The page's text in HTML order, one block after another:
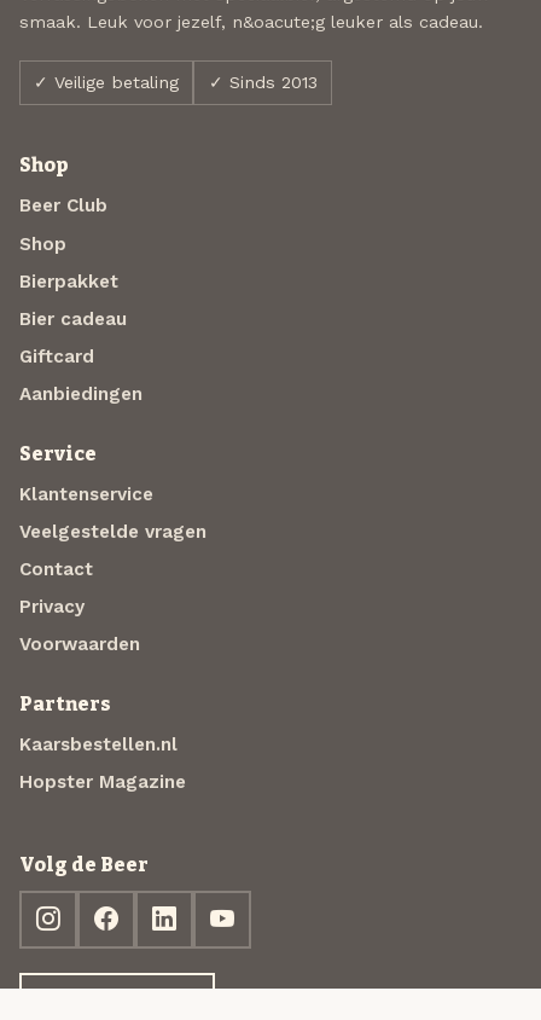
smaak. Leuk voor jezelf, n&oacute;g leuker als cadeau.
✓ Veilige betaling ✓ Sinds 2013
Shop
Beer Club
Shop
Bierpakket
Bier cadeau
Giftcard
Aanbiedingen
Service
Klantenservice
Veelgestelde vragen
Contact
Privacy
Voorwaarden
Partners
Kaarsbestellen.nl
Hopster Magazine
Volg de Beer